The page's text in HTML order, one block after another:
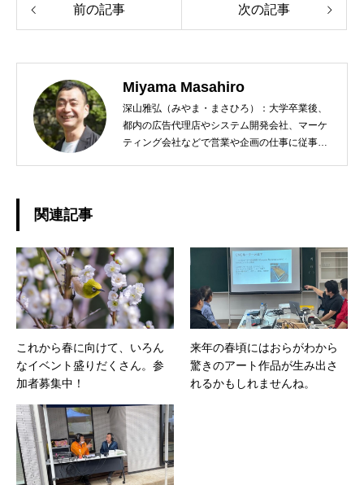
前の記事 次の記事
Miyama Masahiro
深山雅弘（みやま・まさひろ）：大学卒業後、
都内の広告代理店やシステム開発会社、マーケ
ティング会社などで営業や企画の仕事に従事。
ネーターとして活動中。趣味はスポーツクラブ
通いとエレキベース演奏。 eMail:
miyama@movetokimitsu.jp
関連記事
これから春に向けて、いろん
なイベント盛りだくさん。参
加者募集中！
来年の春頃にはおらがわから
驚きのアート作品が生み出さ
れるかもしれませんね。